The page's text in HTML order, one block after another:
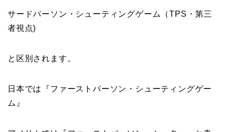
サードパーソン・シューティングゲーム （TPS・第三
者視点)
と区別されます。
日本では『 ファーストパーソン・シューティングゲー
ム 』